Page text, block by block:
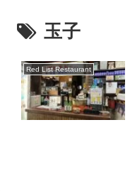
玉子
Red List Restaurant